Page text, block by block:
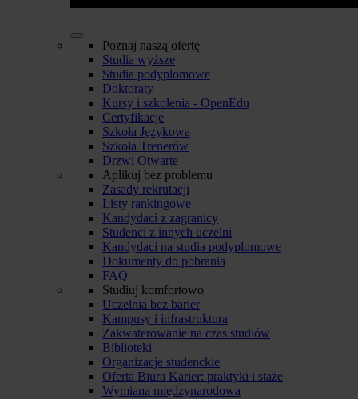
Poznaj naszą ofertę
Studia wyższe
Studia podyplomowe
Doktoraty
Kursy i szkolenia - OpenEdu
Certyfikacje
Szkoła Językowa
Szkoła Trenerów
Drzwi Otwarte
Aplikuj bez problemu
Zasady rekrutacji
Listy rankingowe
Kandydaci z zagranicy
Studenci z innych uczelni
Kandydaci na studia podyplomowe
Dokumenty do pobrania
FAQ
Studiuj komfortowo
Uczelnia bez barier
Kampusy i infrastruktura
Zakwaterowanie na czas studiów
Biblioteki
Organizacje studenckie
Oferta Biura Karier: praktyki i staże
Wymiana międzynarodowa